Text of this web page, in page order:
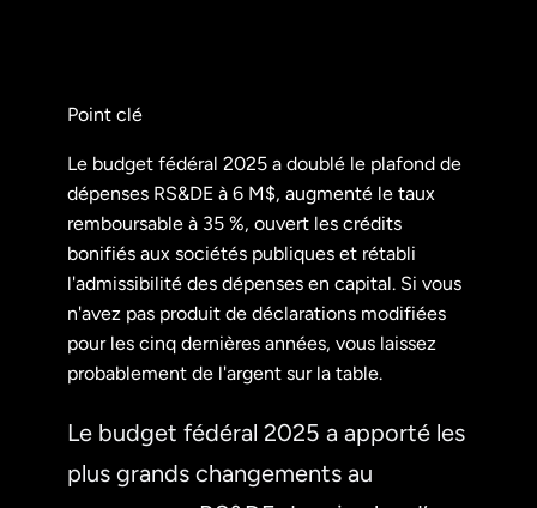
Point clé
Le budget fédéral 2025 a doublé le plafond de
dépenses RS&DE à 6 M$, augmenté le taux
remboursable à 35 %, ouvert les crédits
bonifiés aux sociétés publiques et rétabli
l'admissibilité des dépenses en capital. Si vous
n'avez pas produit de déclarations modifiées
pour les cinq dernières années, vous laissez
probablement de l'argent sur la table.
Le budget fédéral 2025 a apporté les
plus grands changements au